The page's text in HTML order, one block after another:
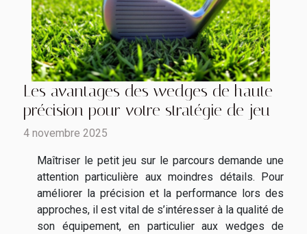
Les avantages des wedges de haute
précision pour votre stratégie de jeu
4 novembre 2025
Maîtriser le petit jeu sur le parcours demande une
attention particulière aux moindres détails. Pour
améliorer la précision et la performance lors des
approches, il est vital de s’intéresser à la qualité de
son équipement, en particulier aux wedges de